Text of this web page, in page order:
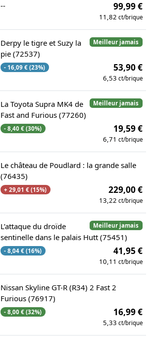
--
99,99 €
11,82 ct/brique
Meilleur jamais
Derpy le tigre et Suzy la
pie (72537)
- 16,09 € (23%) 53,90 €
6,53 ct/brique
Meilleur jamais
La Toyota Supra MK4 de
Fast and Furious (77260)
- 8,40 € (30%) 19,59 €
6,71 ct/brique
Le château de Poudlard : la grande salle
(76435)
+ 29,01 € (15%) 229,00 €
13,22 ct/brique
Meilleur jamais
L’attaque du droïde
sentinelle dans le palais Hutt (75451)
- 8,04 € (16%) 41,95 €
10,11 ct/brique
Nissan Skyline GT-R (R34) 2 Fast 2
Furious (76917)
- 8,00 € (32%) 16,99 €
5,33 ct/brique